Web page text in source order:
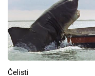
Čelisti